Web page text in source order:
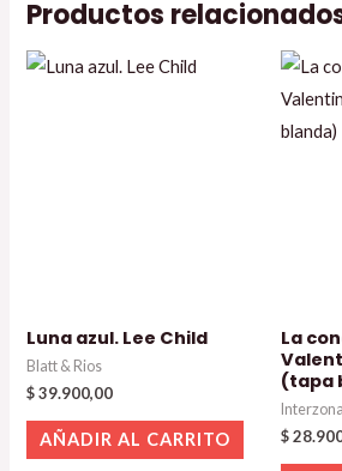
Productos
Luna azul. Lee Child
Blatt & Rios
$39.900,00
AÑADIR AL CARRITO
La
(tapa
Interzona
$